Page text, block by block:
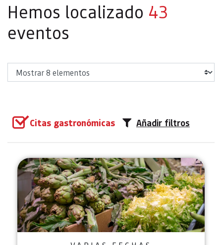
Hemos localizado 43
eventos
Citas gastronómicas Añadir filtros
Otras fiestas gastronómicas y